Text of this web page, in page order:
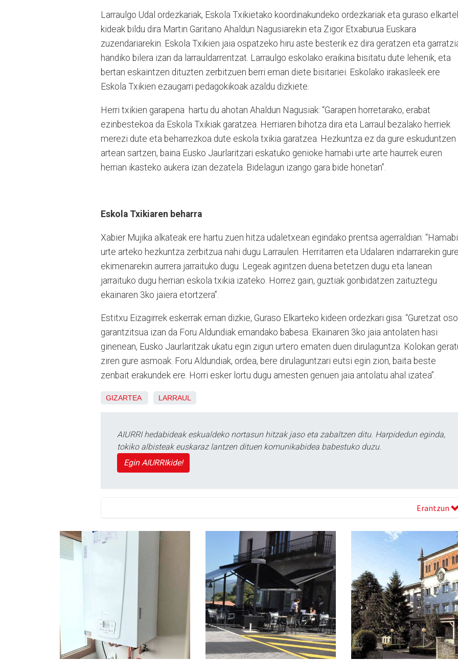
Larraulgo Udal ordezkariak, Eskola Txikietako koordinakundeko ordezkariak eta guraso
kideak bildu dira Martin Garitano Ahaldun Nagusiarekin eta Zigor Etxaburua Euskara
zuzendariarekin. Eskola Txikien jaia ospatzeko hiru aste besterik ez dira geratzen eta
handiko bilera izan da larrauldarrentzat. Larraulgo eskolako eraikina bisitatu dute lehenik, eta
bertan eskaintzen dituzten zerbitzuen berri eman diete bisitariei. Eskolako irakasleek ere
Eskola Txikien ezaugarri pedagokikoak azaldu dizkiete.
Herri txikien garapena hartu du ahotan Ahaldun Nagusiak: “Garapen horretarako, erabat
ezinbestekoa da Eskola Txikiak garatzea. Herriaren bihotza dira eta Larraul bezalako herriek
merezi dute eta beharrezkoa dute eskola txikia garatzea. Hezkuntza ez da gure eskuduntzen
artean sartzen, baina Eusko Jaurlaritzari eskatuko genioke hamabi urte arte haurrek euren
herrian ikasteko aukera izan dezatela. Bidelagun izango gara bide honetan”.
Eskola Txikiaren beharra
Xabier Mujika alkateak ere hartu zuen hitza udaletxean egindako prentsa agerraldian: “Hamabi
urte arteko hezkuntza zerbitzua nahi dugu Larraulen. Herritarren eta Udalaren indarrarekin gure
ekimenarekin aurrera jarraituko dugu. Legeak agintzen duena betetzen dugu eta lanean
jarraituko dugu herrian eskola txikia izateko. Horrez gain, guztiak gonbidatzen zaituztegu
ekainaren 3ko jaiera etortzera”.
Estitxu Eizagirrek eskerrak eman dizkie, Guraso Elkarteko kideen ordezkari gisa: “Guretzat oso
garantzitsua izan da Foru Aldundiak emandako babesa. Ekainaren 3ko jaia antolaten hasi
ginenean, Eusko Jaurlaritzak ukatu egin zigun urtero ematen duen dirulaguntza. Kolokan
ziren gure asmoak. Foru Aldundiak, ordea, bere dirulaguntzari eutsi egin zion, baita beste
zenbait erakundek ere. Horri esker lortu dugu amesten genuen jaia antolatu ahal izatea”.
GIZARTEA LARRAUL
AIURRI hedabideak eskualdeko nortasun hitzak jaso eta zabaltzen ditu. Harpidedun eginda,
tokiko albisteak euskaraz lantzen dituen komunikabidea babestuko duzu.
Egin AIURRIkide!
Erantzun